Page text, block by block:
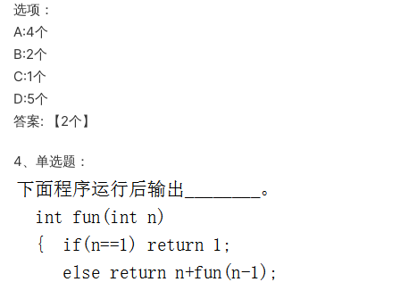
选项：
A:4个
B:2个
C:1个
D:5个
答案: 【2个】
4、单选题：